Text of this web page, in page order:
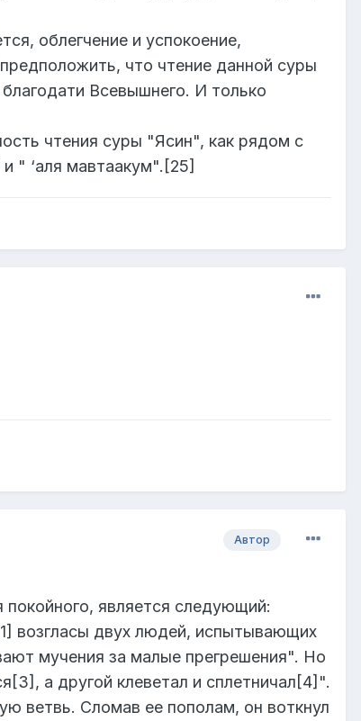
облегчение и успокоение,
что чтение данной суры
Всевышнего. И только
чтения суры "Ясин", как рядом с
" ‘аля мавтаакум".[25]
Автор
является следующий:
возгласы двух людей, испытывающих
мучения за малые прегрешения". Но
а другой клеветал и сплетничал[4]".
ветвь. Сломав ее пополам, он воткнул